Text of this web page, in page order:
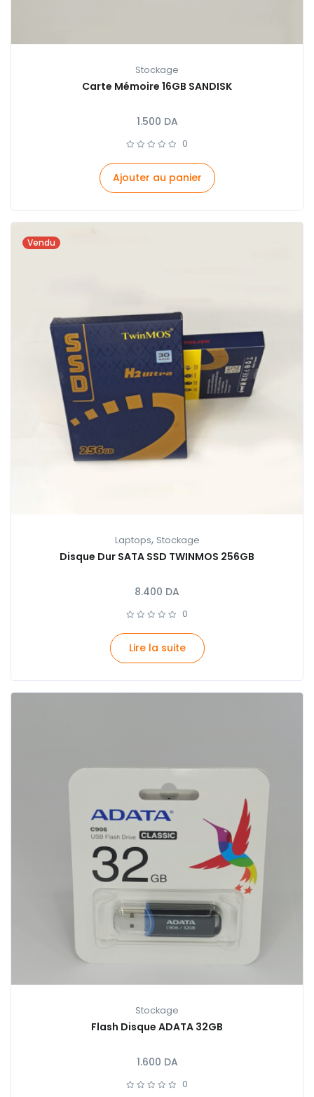
Stockage
Carte Mémoire 16GB SANDISK
1.500 DA
0
Ajouter au panier
Vendu
Laptops, Stockage
Disque Dur SATA SSD TWINMOS 256GB
8.400 DA
0
Lire la suite
Stockage
Flash Disque ADATA 32GB
1.600 DA
0